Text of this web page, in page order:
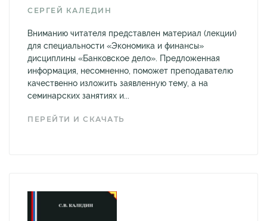
СЕРГЕЙ КАЛЕДИН
Вниманию читателя представлен материал (лекции)
для специальности «Экономика и финансы»
дисциплины «Банковское дело». Предложенная
информация, несомненно, поможет преподавателю
качественно изложить заявленную тему, а на
семинарских занятиях и...
ПЕРЕЙТИ И СКАЧАТЬ